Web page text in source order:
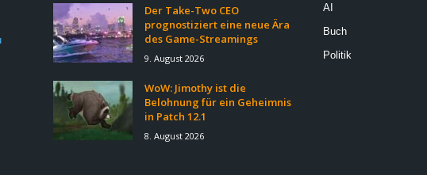
Der Take-Two CEO
prognostiziert eine neue Ära
des Game-Streamings
9. August 2026
WoW: Jimothy ist die
Belohnung für ein Geheimnis
in Patch 12.1
8. August 2026
AI
Buch
Politik